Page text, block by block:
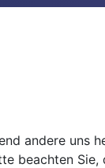
andere uns
beachten